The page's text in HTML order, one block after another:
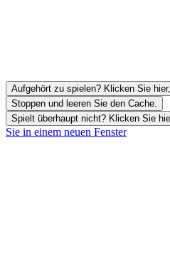
Aufgehört zu spielen? Klicken Sie
Stoppen und leeren Sie den Cache.
Spielt überhaupt nicht? Klicken Sie
Sie in einem neuen Fenster